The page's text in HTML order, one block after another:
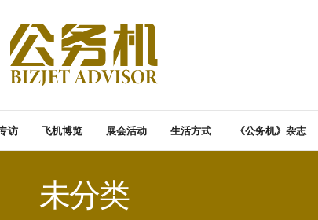
访 飞机博览 展会活动 生活方式 《公务机》杂志
未分类